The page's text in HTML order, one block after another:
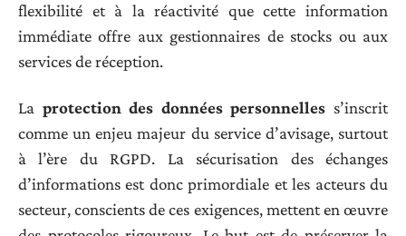
flexibilité et à la réactivité que cette information
immédiate offre aux gestionnaires de stocks ou aux
services de réception.
La protection des données personnelles s’inscrit
comme un enjeu majeur du service d’avisage, surtout
à l’ère du RGPD. La sécurisation des échanges
d’informations est donc primordiale et les acteurs du
secteur, conscients de ces exigences, mettent en œuvre